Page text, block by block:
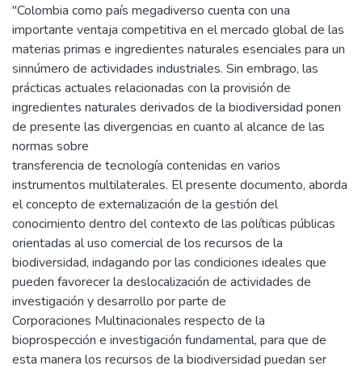
"Colombia como país megadiverso cuenta con una
importante ventaja competitiva en el mercado global de las
materias primas e ingredientes naturales esenciales para un
sinnúmero de actividades industriales. Sin embrago, las
prácticas actuales relacionadas con la provisión de
ingredientes naturales derivados de la biodiversidad ponen
de presente las divergencias en cuanto al alcance de las
normas sobre
transferencia de tecnología contenidas en varios
instrumentos multilaterales. El presente documento, aborda
el concepto de externalización de la gestión del
conocimiento dentro del contexto de las políticas públicas
orientadas al uso comercial de los recursos de la
biodiversidad, indagando por las condiciones ideales que
pueden favorecer la deslocalización de actividades de
investigación y desarrollo por parte de
Corporaciones Multinacionales respecto de la
bioprospección e investigación fundamental, para que de
esta manera los recursos de la biodiversidad puedan ser